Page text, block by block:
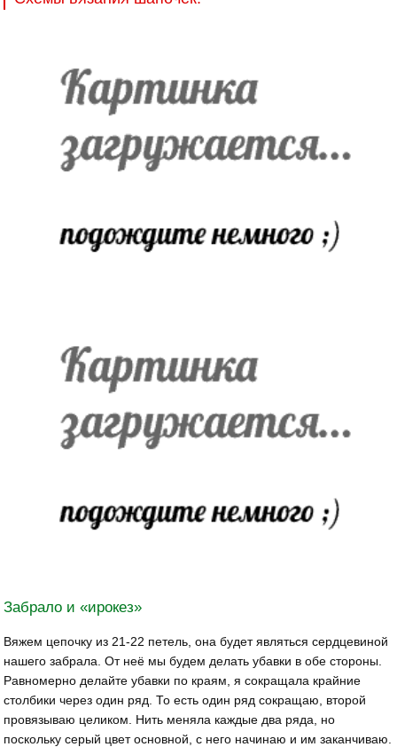
Забрало и «ирокез»
Вяжем цепочку из 21-22 петель, она будет являться сердцевиной
нашего забрала. От неё мы будем делать убавки в обе стороны.
Равномерно делайте убавки по краям, я сокращала крайние
столбики через один ряд. То есть один ряд сокращаю, второй
провязываю целиком. Нить меняла каждые два ряда, но
поскольку серый цвет основной, с него начинаю и им заканчиваю.